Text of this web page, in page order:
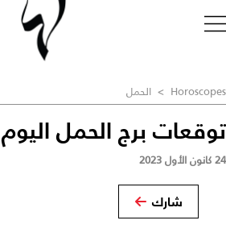
Horoscopes
> الحمل
توقعات برج الحمل اليوم 24/12/2023
24 كانون الأول 2023
شارك